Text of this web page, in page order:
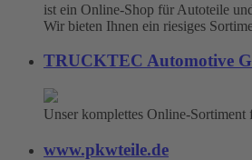
ist ein Online-Shop für Autoteile
Wir bieten Ihnen ein riesiges
TRUCKTEC Automotive
Unser komplettes Online-Sortiment
www.pkwteile.de